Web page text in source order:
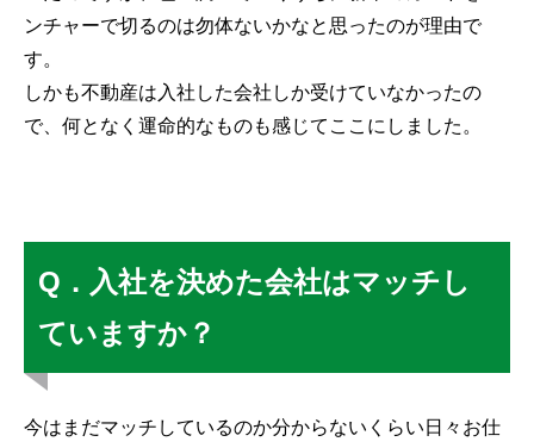
ンチャーで切るのは勿体ないかなと思ったのが理由で
す。
しかも不動産は入社した会社しか受けていなかったの
で、何となく運命的なものも感じてここにしました。
Q．入社を決めた会社はマッチし
ていますか？
今はまだマッチしているのか分からないくらい日々お仕